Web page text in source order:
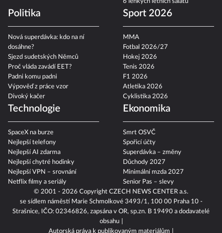
zatmění slunce a další
Jak obléci miminko při vysokých
teplotách?
Jak na dokonalé letní mojito
6 lehkých letních salátů
Politika
Nová superdávka: kdo na ní
dosáhne?
Sjezd sudetských Němců
Proč vláda zavádí EET?
Padni komu padni
Výpověď z práce vzor
Divoký kačer
Sport 2026
Hokej 2026
Tenis 2026
F1 2026
Atletika 2026
Cyklistika 2026
Technologie
SpaceX na burze
Nejlepší telefony
Nejlepší chytré hodinky
Nejlepší VPN – srovnání
Ekonomika
Důchody 2027
Minimální mzda 2027